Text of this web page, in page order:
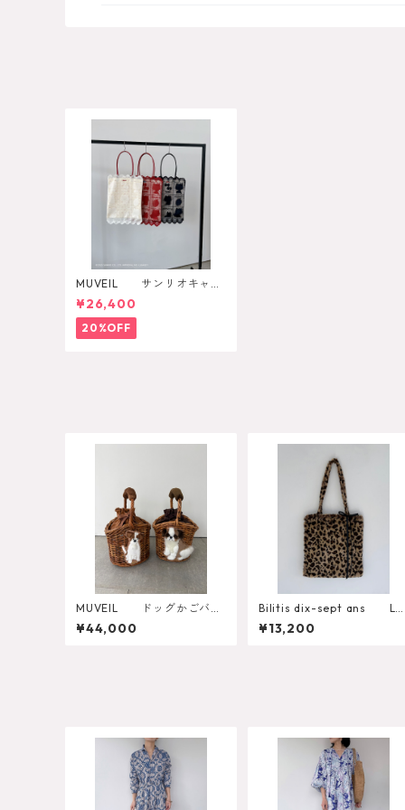
MUVEIL サンリオキャラ
クターズコラボ ハローキテ
ィ レースバッグ
¥26,400
20%OFF
MUVEIL ドッグかごバッ
グ MA262EBG004
¥44,000
Bilitis dix-sept ans Le
opard Fur Tote A
¥13,200